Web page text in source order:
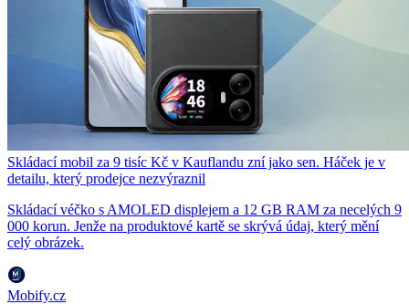
Skládací mobil za 9 tisíc Kč v Kauflandu zní jako sen. Háček je v
detailu, který prodejce nezvýraznil
Skládací véčko s AMOLED displejem a 12 GB RAM za necelých 9
000 korun. Jenže na produktové kartě se skrývá údaj, který mění
celý obrázek.
Mobify.cz